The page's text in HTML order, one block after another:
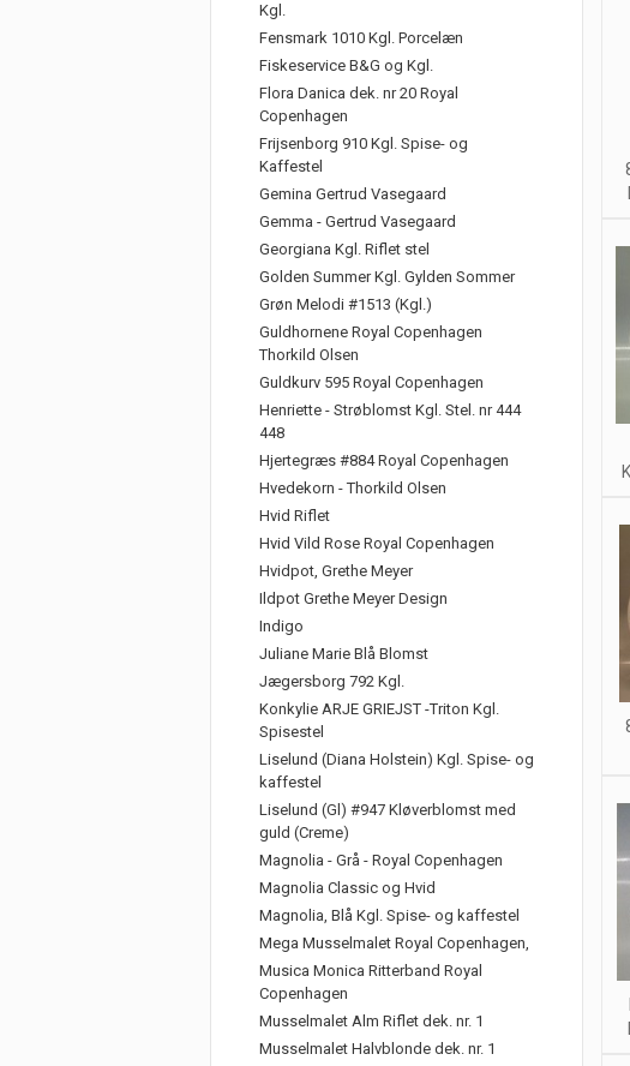
Kgl.
Fensmark 1010 Kgl. Porcelæn
Fiskeservice B&G og Kgl.
Flora Danica dek. nr 20 Royal
Copenhagen
Frijsenborg 910 Kgl. Spise- og
Kaffestel
Gemina Gertrud Vasegaard
Gemma - Gertrud Vasegaard
Georgiana Kgl. Riflet stel
Golden Summer Kgl. Gylden Sommer
Grøn Melodi #1513 (Kgl.)
Guldhornene Royal Copenhagen
Thorkild Olsen
Guldkurv 595 Royal Copenhagen
Henriette - Strøblomst Kgl. Stel. nr 444
448
Hjertegræs #884 Royal Copenhagen
Hvedekorn - Thorkild Olsen
Hvid Riflet
Hvid Vild Rose Royal Copenhagen
Hvidpot, Grethe Meyer
Ildpot Grethe Meyer Design
Indigo
Juliane Marie Blå Blomst
Jægersborg 792 Kgl.
Konkylie ARJE GRIEJST -Triton Kgl.
Spisestel
Liselund (Diana Holstein) Kgl. Spise- og
kaffestel
Liselund (Gl) #947 Kløverblomst med
guld (Creme)
Magnolia - Grå - Royal Copenhagen
Magnolia Classic og Hvid
Magnolia, Blå Kgl. Spise- og kaffestel
Mega Musselmalet Royal Copenhagen,
Musica Monica Ritterband Royal
Copenhagen
Musselmalet Alm Riflet dek. nr. 1
Musselmalet Halvblonde dek. nr. 1